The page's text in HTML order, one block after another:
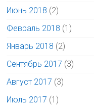
Июнь 2018 (2)
Февраль 2018 (1)
Январь 2018 (2)
Сентябрь 2017 (3)
Август 2017 (3)
Июль 2017 (1)